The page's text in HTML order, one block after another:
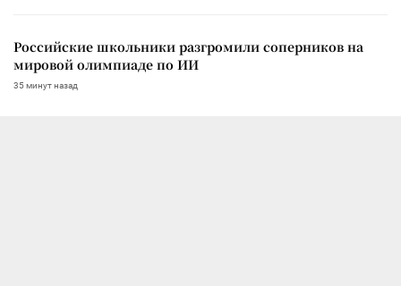
Российские школьники разгромили соперников на
мировой олимпиаде по ИИ
35 минут назад